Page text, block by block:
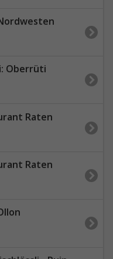
Oberrüti
Raten
Raten